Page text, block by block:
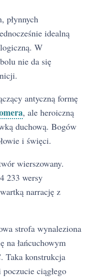
płynnych
idealną
W
nie da się
antyczną formę
, ale heroiczną
duchową. Bogów
i święci.
wierszowany.
233 wersy
narrację z
strofa wynaleziona
na łańcuchowym
Taka konstrukcja
ciągłego